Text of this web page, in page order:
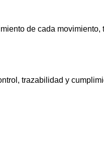
de cada
trazabilidad y